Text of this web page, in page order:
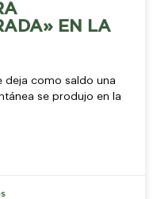
EN LA
deja como saldo una
se produjo en la